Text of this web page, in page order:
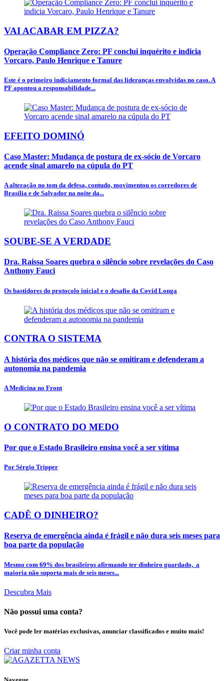
VAI ACABAR EM PIZZA?
Operação Compliance Zero: PF conclui inquérito e indicia
Vorcaro, Paulo Henrique e Tanure
Este é o primeiro indiciamento formal das lideranças envolvidas no caso. A
PF apontou a responsabilidade...
EFEITO DOMINÓ
Caso Master: Mudança de postura de ex-sócio de Vorcaro
acende sinal amarelo na cúpula do PT
A alteração no tom da defesa, contudo, movimentou os corredores de
Brasília e de Salvador na noite da...
SOUBE-SE A VERDADE
Dra. Raissa Soares quebra o silêncio sobre revelações do Caso
Anthony Fauci
Os bastidores do protocolo inicial e o desafio da Covid Longa
CONTRA O SISTEMA
A história dos médicos que não se omitiram e defenderam a
autonomia na pandemia
A Medicina no Front
O CONTRATO DO MEDO
Por que o Estado Brasileiro ensina você a ser vítima
Por Sérgio Tripper
CADÊ O DINHEIRO?
Reserva de emergência ainda é frágil e não dura seis meses para
boa parte da população
Mesmo com 69% dos brasileiros afirmando ter dinheiro guardado, a
maioria não suporta mais de seis meses...
Descubra Mais
Não possui uma conta?
Você pode ler matérias exclusivas, anunciar classificados e muito mais!
Criar minha conta